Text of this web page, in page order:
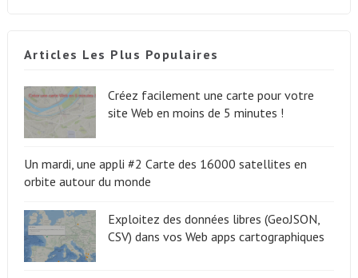
Articles Les Plus Populaires
Créez facilement une carte pour votre
site Web en moins de 5 minutes !
Un mardi, une appli #2 Carte des 16000 satellites en
orbite autour du monde
Exploitez des données libres (GeoJSON,
CSV) dans vos Web apps cartographiques